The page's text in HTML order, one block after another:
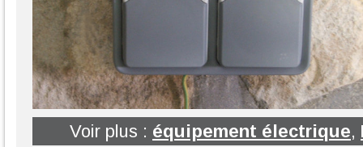
Voir plus : équipement électrique,